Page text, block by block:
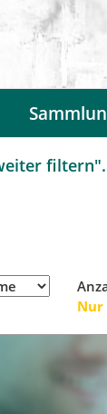
filtern".
Nur